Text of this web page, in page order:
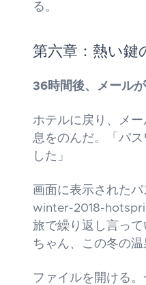
る。
第六章：熱い鍵
36時間後、メール
ホテルに戻り、メ
息をのんだ。「パ
した」
画面に表示された
winter-2018-
旅で繰り返し言っ
ちゃん、この冬の温
ファイルを開ける